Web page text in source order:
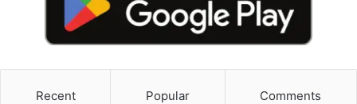
Recent Popular Comments